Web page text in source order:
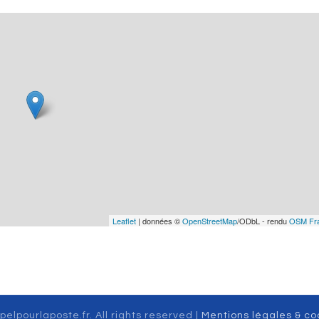
Leaflet | données ©OpenStreetMap/ODbL - renduOSM
All rights reserved | Mentions légales &